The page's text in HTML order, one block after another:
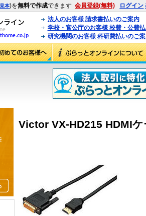
見本)を無料で作成できます 会員登録(無料) ログイン
法人のお客様 請求書払いのご案内
学校・官公庁のお客様 校費・公費
研究機関のお客様 科研費払いのご
Victor VX-HD215 HDMI